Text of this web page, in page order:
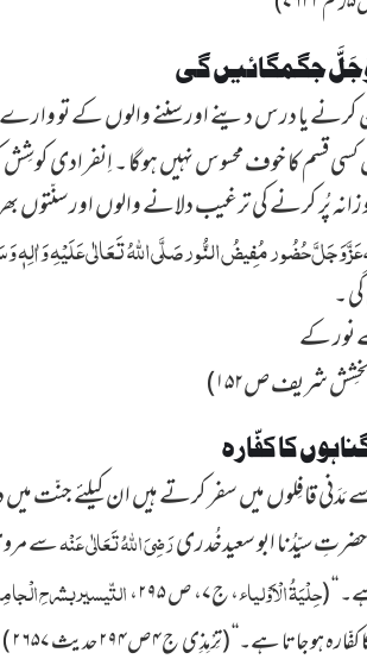
وَجَلَّ جگمگائیں گی
قسم کا خوف محسوس نہیں ہوگا ۔ اِنفرادی
پُر کرنے کی ترغیب دلانے والوں اور
عَزَّ وَجَلَّحُضُور مُفِیضُ النُّور صَلَّی اللہُ تَعَالٰی عَلَیْہِ وَاٰلِہٖ
نور کے
کا کفّارہ
یرَضِیَ اللہُ تَعَالٰی عَنْہسے
‘‘ (حِلْیَۃُ الْاَوْلیاء، ج۷، ص ۲۹۵، التّیسیر بشرحِ